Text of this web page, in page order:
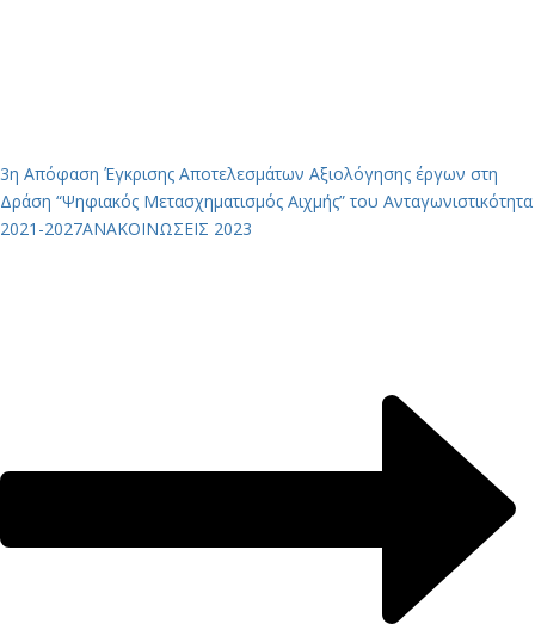
3η Απόφαση Έγκρισης Αποτελεσμάτων Αξιολόγησης έργων στη
Δράση “Ψηφιακός Μετασχηματισμός Αιχμής” του Ανταγωνιστικότητα
2021-2027ΑΝΑΚΟΙΝΩΣΕΙΣ 2023